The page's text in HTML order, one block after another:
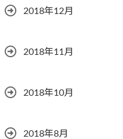
2018年12月
2018年11月
2018年10月
2018年8月